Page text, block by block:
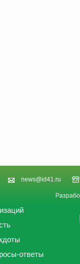
news@id41.ru
ответы